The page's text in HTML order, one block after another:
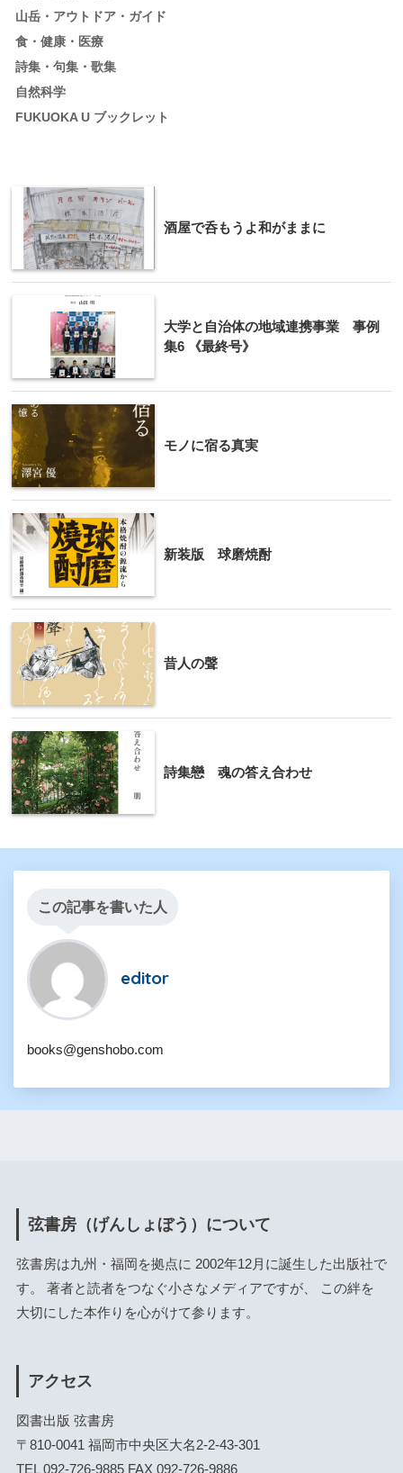
山岳・アウトドア・ガイド
食・健康・医療
詩集・句集・歌集
自然科学
FUKUOKA U ブックレット
酒屋で呑もうよ和がままに
大学と自治体の地域連携事業 事例
集6 《最終号》
モノに宿る真実
新装版 球磨焼酎
昔人の聲
詩集戀 魂の答え合わせ
この記事を書いた人
editor
books@genshobo.com
弦書房（げんしょぼう）について
弦書房は九州・福岡を拠点に 2002年12月に誕生した出版社で
す。 著者と読者をつなぐ小さなメディアですが、 この絆を
大切にした本作りを心がけて参ります。
アクセス
図書出版 弦書房
〒810-0041 福岡市中央区大名2-2-43-301
TEL 092-726-9885 FAX 092-726-9886